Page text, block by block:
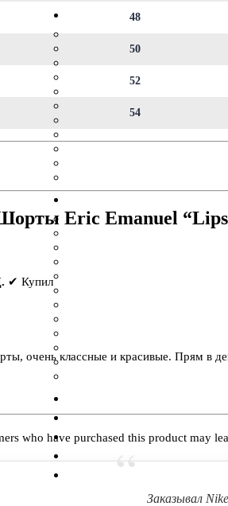
48
50
52
54
Eric Emanuel
✔ Купил
очень классные и красивые. Прям в
who have purchased this product may
“
Заказывал